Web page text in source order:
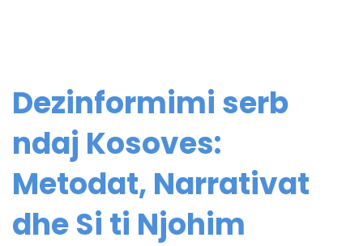
Dezinformimi serb
ndaj Kosoves:
Metodat, Narrativat
dhe Si ti Njohim